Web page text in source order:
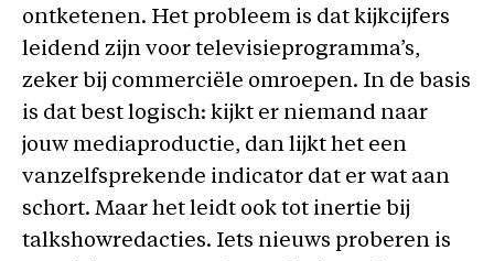
ontketenen. Het probleem is dat kijkcijfers
leidend zijn voor televisieprogramma’s,
zeker bij commerciële omroepen. In de basis
is dat best logisch: kijkt er niemand naar
jouw mediaproductie, dan lijkt het een
vanzelfsprekende indicator dat er wat aan
schort. Maar het leidt ook tot inertie bij
talkshowredacties. Iets nieuws proberen is